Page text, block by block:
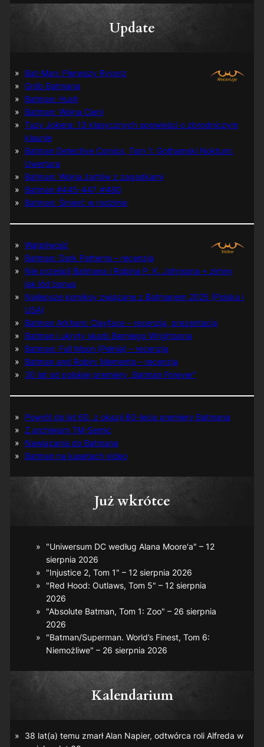
Update
Bat-Man: Pierwszy Rycerz
Grób Batmana
Batman: Hush
Batman: Wojna Cieni
Tuzy Jokera: 13 klasycznych opowieści o zbrodniczym
klaunie
Batman Detective Comics, Tom 1: Gothamski Nokturn:
Uwertura
Batman: Wojna żartów z zagadkami
Batman #445-447, #480
Batman: Śmierć w rodzinie
Wątpliwość
Batman: Dark Patterns – recenzja
Nie prześpij Batmana i Robina P. K. Johnsona + zimny
jak lód bonus
Najlepsze komiksy związane z Batmanem 2025 (Polska i
USA)
Batman Arkham: Clayface – recenzja, prezentacja
Batman i ukryty skarb Berniego Wrightsona
Batman: Full Moon (Pełnia) – recenzja
Batman and Robin: Memento – recenzja
30 lat od polskiej premiery „Batman Forever”
Powrót do lat 60. z okazji 60-lecia premiery Batmana
Z archiwum TM-Semic
Nawiązania do Batmana
Batman na kasetach video
Już wkrótce
"Uniwersum DC według Alana Moore'a" – 12
sierpnia 2026
"Injustice 2, Tom 1" – 12 sierpnia 2026
"Red Hood: Outlaws, Tom 5" – 12 sierpnia
2026
"Absolute Batman, Tom 1: Zoo" – 26 sierpnia
2026
"Batman/Superman. World’s Finest, Tom 6:
Niemożliwe" – 26 sierpnia 2026
Kalendarium
38 lat(a) temu zmarł Alan Napier, odtwórca roli Alfreda w